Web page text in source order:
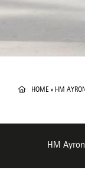
HOME » HM
HM